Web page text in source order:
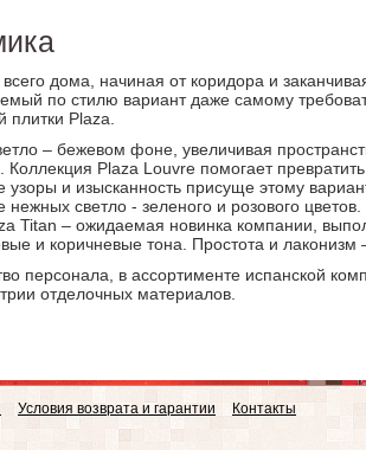
дома, начиная от коридора и
по стилю вариант даже самому
Plaza.
– бежевом фоне, увеличивая
Plaza Louvre помогает
и изысканность присуще этому
светло - зеленого и розового
Titan – ожидаемая новинка компании,
и коричневые тона. Простота и лаконизм
персонала, в ассортименте испанской
отделочных материалов.
Условия возврата и гарантии
Контакты